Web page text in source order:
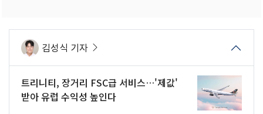
김성식 기자
트리니티, 장거리 FSC급 서비스…'제값'
받아 유럽 수익성 높인다